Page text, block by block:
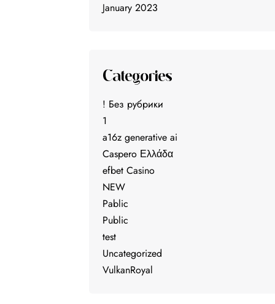
January 2023
Categories
! Без рубрики
1
a16z generative ai
Caspero Ελλάδα
efbet Casino
NEW
Pablic
Public
test
Uncategorized
VulkanRoyal